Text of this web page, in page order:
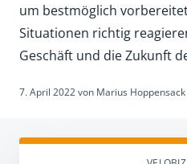
um bestmöglich
Situationen richtig
Geschäft und die Zukunft
7. April 2022von Marius Hoppensack